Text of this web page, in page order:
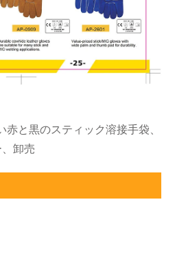
赤と黒のスティック溶接手袋、
卸売